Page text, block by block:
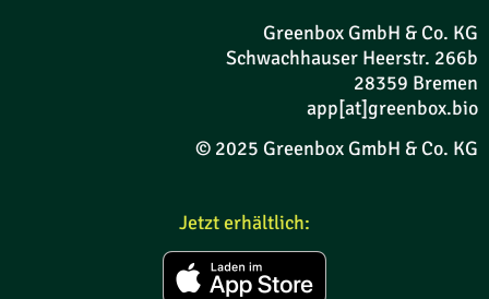
Greenbox GmbH & Co. KG
Schwachhauser Heerstr. 266b
28359 Bremen
app[at]greenbox.bio
© 2025 Greenbox GmbH & Co. KG
Jetzt erhältlich: